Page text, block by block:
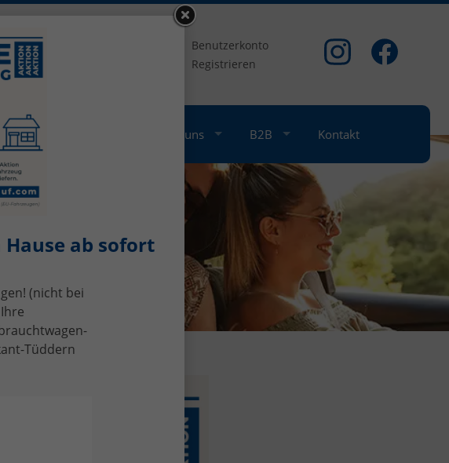
Benutzerkonto
Registrieren
Ankauf Über uns B2B Kontakt
Hause ab sofort
(nicht bei
Tüddern